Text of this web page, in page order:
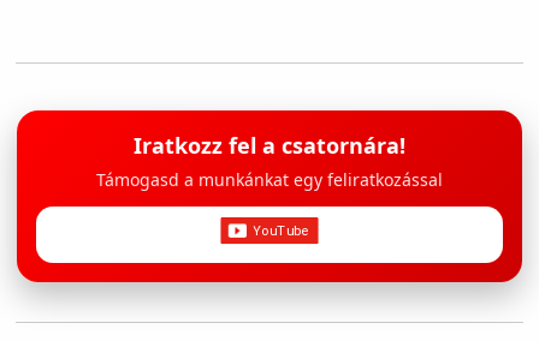
Iratkozz fel a csatornára!
Támogasd a munkánkat egy feliratkozással